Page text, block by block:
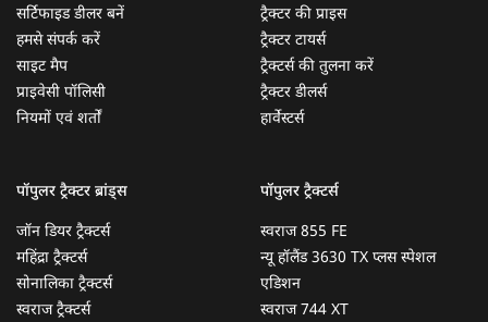
सर्टिफाइड डीलर बनें
हमसे संपर्क करें
साइट मैप
प्राइवेसी पॉलिसी
नियमों एवं शर्तों
ट्रैक्टर की प्राइस
ट्रैक्टर टायर्स
ट्रैक्टर्स की तुलना करें
ट्रैक्टर डीलर्स
हार्वेस्टर्स
पॉपुलर ट्रैक्टर ब्रांड्स
जॉन डियर ट्रैक्टर्स
महिंद्रा ट्रैक्टर्स
सोनालिका ट्रैक्टर्स
स्वराज ट्रैक्टर्स
पॉपुलर ट्रैक्टर्स
स्वराज 855 FE
न्यू हॉलैंड 3630 TX प्लस स्पेशल
एडिशन
स्वराज 744 XT